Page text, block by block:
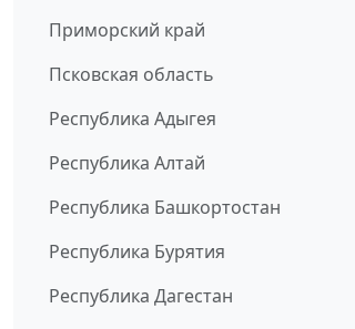
Приморский край
Псковская область
Республика Адыгея
Республика Алтай
Республика Башкортостан
Республика Бурятия
Республика Дагестан